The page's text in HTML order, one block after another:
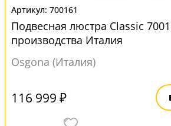
700161
Подвесная люстра Classic
производства Италия
Osgona (Италия)
116 999 ₽